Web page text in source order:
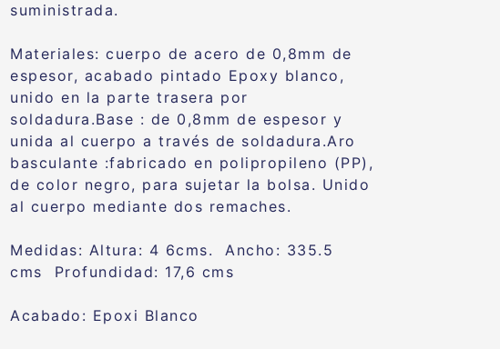
suministrada.
Materiales: cuerpo de acero de 0,8mm de
espesor, acabado pintado Epoxy blanco,
unido en la parte trasera por
soldadura.Base : de 0,8mm de espesor y
unida al cuerpo a través de soldadura.Aro
basculante :fabricado en polipropileno (PP),
de color negro, para sujetar la bolsa. Unido
al cuerpo mediante dos remaches.
Medidas: Altura: 4 6cms. Ancho: 335.5
cms Profundidad: 17,6 cms
Acabado: Epoxi Blanco